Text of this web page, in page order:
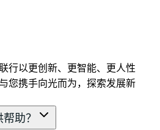
行以更创新、更智能、更人性
您携手向光而为，探索发展新
助？